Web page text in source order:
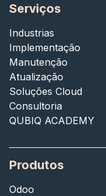
Serviços
Industrias
Implementação
Manutenção
Atualização
Soluções Cloud
Consultoria
QUBIQ ACADEMY
Produtos
Odoo